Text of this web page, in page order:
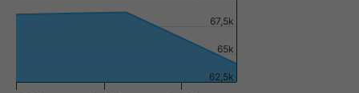
62,5k
65k
67,5k